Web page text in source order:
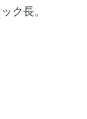
ック長。